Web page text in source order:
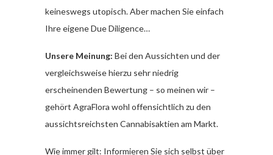
keineswegs utopisch. Aber machen Sie einfach
Ihre eigene Due Diligence…
Unsere Meinung: Bei den Aussichten und der
vergleichsweise hierzu sehr niedrig
erscheinenden Bewertung – so meinen wir –
gehört AgraFlora wohl offensichtlich zu den
aussichtsreichsten Cannabisaktien am Markt.
Wie immer gilt: Informieren Sie sich selbst über